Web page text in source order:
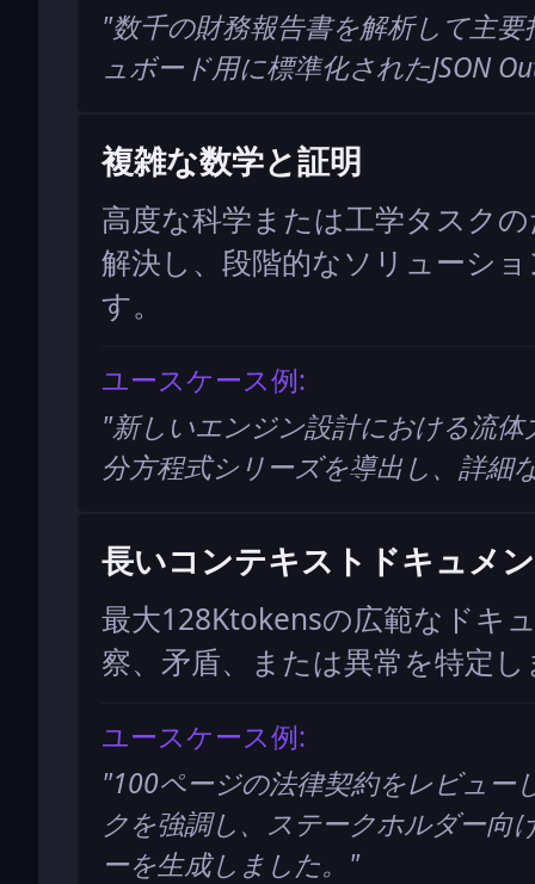
"数千の財務報告書を解析して主
ュボード用に標準化されたJSON
複雑な数学と証明
高度な科学または工学タスク
解決し、段階的なソリューシ
す。
ユースケース例:
"新しいエンジン設計における流
分方程式シリーズを導出し、詳細
長いコンテキストドキュメ
最大128Ktokensの広範なドキ
察、矛盾、または異常を特定
ユースケース例:
"100ページの法律契約をレビュー
クを強調し、ステークホルダー向
ーを生成しました。 "